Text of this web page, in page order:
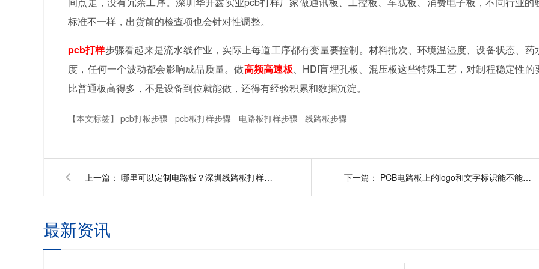
标准不一样，出货前的检查项也会针对性调整。
pcb打样步骤看起来是流水线作业，实际上每道工序都有变量要控制。材料批次、环境温湿度、设备状态、药
度，任何一个波动都会影响成品质量。做高频高速板、HDI盲埋孔板、混压板这些特殊工艺，对制程稳定性的
比普通板高得多，不是设备到位就能做，还得有经验积累和数据沉淀。
【本文标签】 pcb打板步骤 pcb板打样步骤 电路板打样步骤 线路板步骤
上一篇： 哪里可以定制电路板？深圳线路板打样厂家推荐 下一篇： PCB电路板上的logo和文字标识能不能去掉
最新资讯